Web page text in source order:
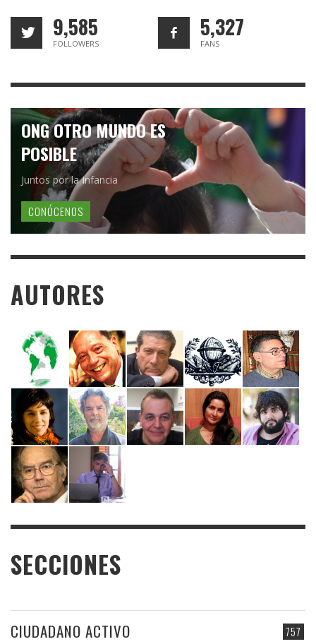
9,585
FOLLOWERS
5,327
FANS
ONG OTRO MUNDO ES
POSIBLE
Juntos por la Infancia
CONÓCENOS
AUTORES
SECCIONES
757
CIUDADANO ACTIVO